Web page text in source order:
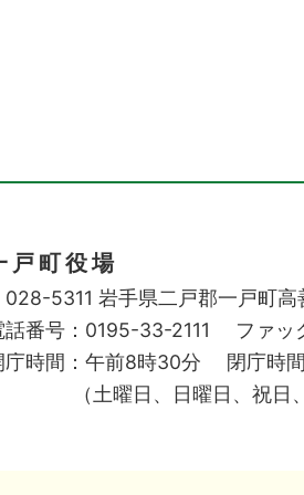
戸町役場
028-5311 岩手県二戸郡一戸町高
話番号：0195-33-2111
ファッ
庁時間：午前8時30分
閉庁時
（土曜日、日曜日、祝日